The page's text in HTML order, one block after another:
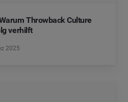
Throwback Culture
verhilft
2025